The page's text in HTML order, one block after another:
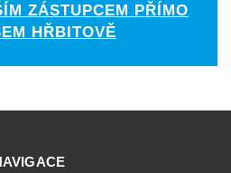
ZÁSTUPCEM PŘÍMO
HŘBITOVĚ